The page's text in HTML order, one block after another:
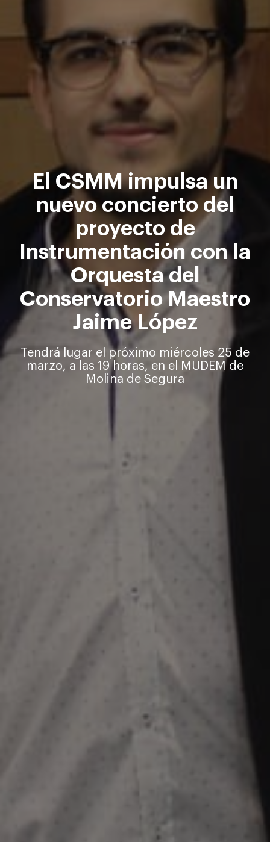
El CSMM impulsa un
nuevo concierto del
proyecto de
Instrumentación con la
Orquesta del
Conservatorio Maestro
Jaime López
Tendrá lugar el próximo miércoles 25 de
marzo, a las 19 horas, en el MUDEM de
Molina de Segura